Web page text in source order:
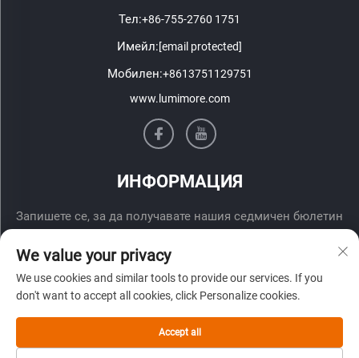
Тел:+86-755-2760 1751
Имейл:[email protected]
Мобилен:+8613751129751
www.lumimore.com
ИНФОРМАЦИЯ
Запишете се, за да получавате нашия седмичен бюлетин
Изпрати
We value your privacy
We use cookies and similar tools to provide our services. If you
don't want to accept all cookies, click Personalize cookies.
Accept all